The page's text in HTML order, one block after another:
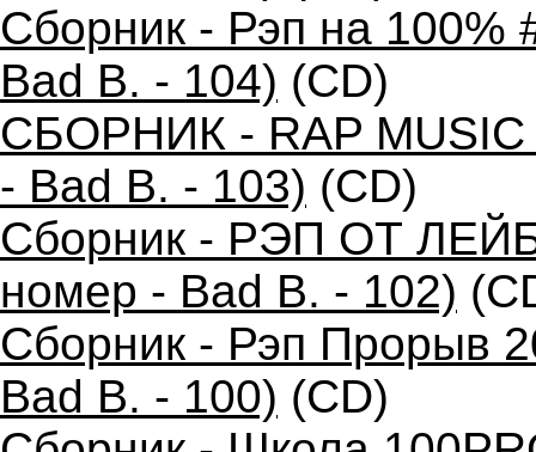
Сборник - Рэп на 100%
Bad B. - 104) (CD)
СБОРНИК - RAP MUSIC
- Bad B. - 103) (CD)
Сборник - РЭП ОТ
номер - Bad B. - 102)
Сборник - Рэп Прорыв
Bad B. - 100) (CD)